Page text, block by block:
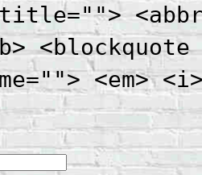
<blockquote
<em>